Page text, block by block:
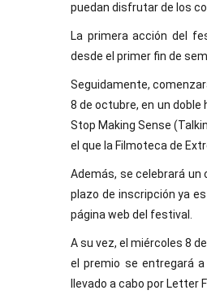
puedan disfrutar de los
La primera acción del
desde el primer fin de
Seguidamente,
8 de octubre, en un doble
Stop Making Sense
el que la Filmoteca de
Además, se celebrará un
plazo de inscripción ya
página web del festival.
A su vez, el miércoles 8
el premio se entregará
llevado a cabo por Letter